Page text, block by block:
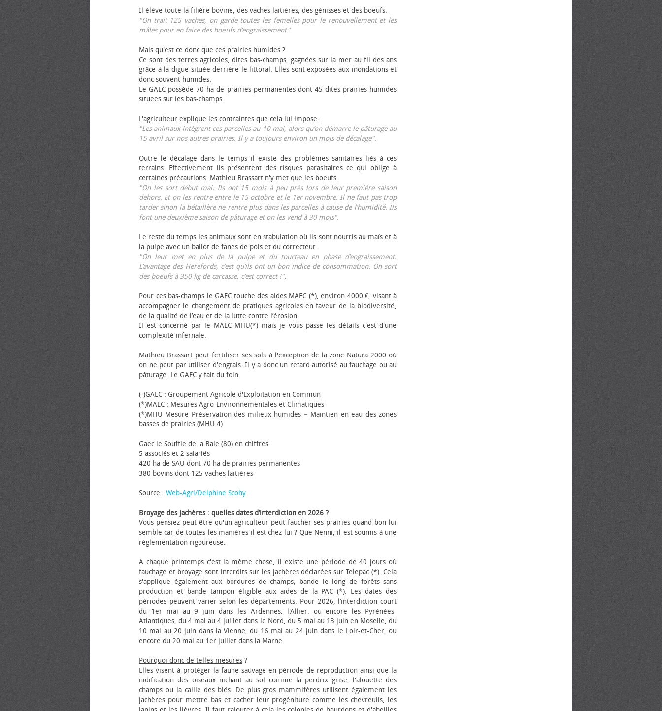
Il élève toute la filière bovine, des vaches laitières, des génisses et des bœufs.
"On trait 125 vaches, on garde toutes les femelles pour le renouvellement et les
mâles pour en faire des bœufs d’engraissement".
Mais qu'est ce donc que ces prairies humides ?
Ce sont des terres agricoles, dites bas-champs, gagnées sur la mer au fil des ans
grâce à la digue située derrière le littoral. Elles sont exposées aux inondations et
donc souvent humides.
Le GAEC possède 70 ha de prairies permanentes dont 45 dites prairies humides
situées sur les bas-champs.
L'agriculteur explique les contraintes que cela lui impose :
"Les animaux intègrent ces parcelles au 10 mai, alors qu’on démarre le pâturage au
15 avril sur nos autres prairies. Il y a toujours environ un mois de décalage".
Outre le décalage dans le temps il existe des problèmes sanitaires liés à ces
terrains. Effectivement ils présentent des risques parasitaires ce qui oblige à
certaines précautions. Mathieu Brassart n'y met que les bœufs.
"On les sort début mai. Ils ont 15 mois à peu près lors de leur première saison
dehors. Et on les rentre entre le 15 octobre et le 1er novembre. Il ne faut pas trop
tarder sinon la bétaillère ne rentre plus dans les parcelles à cause de l’humidité. Ils
font une deuxième saison de pâturage et on les vend à 30 mois".
Le reste du temps les animaux sont en stabulation où ils sont nourris au maïs et à
la pulpe avec un ballot de fanes de pois et du correcteur.
"On leur met en plus de la pulpe et du tourteau en phase d’engraissement.
L’avantage des Herefords, c’est qu’ils ont un bon indice de consommation. On sort
des bœufs à 350 kg de carcasse, c’est correct !".
Pour ces bas-champs le GAEC touche des aides MAEC (*), environ 4000 €, visant à
accompagner le changement de pratiques agricoles en faveur de la biodiversité,
de la qualité de l’eau et de la lutte contre l’érosion.
Il est concerné par le MAEC MHU(*) mais je vous passe les détails c'est d'une
complexité infernale.
Mathieu Brassart peut fertiliser ses sols à l'exception de la zone Natura 2000 où
on ne peut par utiliser d'engrais. Il y a donc un retard autorisé au fauchage ou au
pâturage. Le GAEC y fait du foin.
(-)GAEC : Groupement Agricole d'Exploitation en Commun
(*)MAEC : Mesures Agro-Environnementales et Climatiques
(*)MHU Mesure Préservation des milieux humides − Maintien en eau des zones
basses de prairies (MHU 4)
Gaec le Souffle de la Baie (80) en chiffres :
5 associés et 2 salariés
420 ha de SAU dont 70 ha de prairies permanentes
380 bovins dont 125 vaches laitières
Source : Web-Agri/Delphine Scohy
Broyage des jachères : quelles dates d’interdiction en 2026 ?
Vous pensiez peut-être qu'un agriculteur peut faucher ses prairies quand bon lui
semble car de toutes les manières il est chez lui ? Que Nenni, il est soumis à une
réglementation rigoureuse.
A chaque printemps c'est la même chose, il existe une période de 40 jours où
fauchage et broyage sont interdits sur les jachères déclarées sur Telepac (*). Cela
s'applique également aux bordures de champs, bande le long de forêts sans
production et bande tampon éligible aux aides de la PAC (*). Les dates des
périodes peuvent varier selon les départements. Pour 2026, l’interdiction court
du 1er mai au 9 juin dans les Ardennes, l'Allier, ou encore les Pyrénées-
Atlantiques, du 4 mai au 4 juillet dans le Nord, du 5 mai au 13 juin en Moselle, du
10 mai au 20 juin dans la Vienne, du 16 mai au 24 juin dans le Loir-et-Cher, ou
encore du 20 mai au 1er juillet dans la Marne.
Pourquoi donc de telles mesures ?
Elles visent à protéger la faune sauvage en période de reproduction ainsi que la
nidification des oiseaux nichant au sol comme la perdrix grise, l'alouette des
champs ou la caille des blés. De plus gros mammifères utilisent également les
jachères pour mettre bas et cacher leur progéniture comme les chevreuils, les